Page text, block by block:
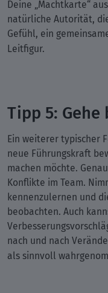
Deine „Machtkarte“
natürliche Autorität,
Gefühl, ein
Leitfigur.
Tipp 5:
Ein weiterer typischer
neue Führungskraft
machen möchte.
Konflikte im Team.
kennenzulernen und
beobachten. Auch
nach und nach
als sinnvoll